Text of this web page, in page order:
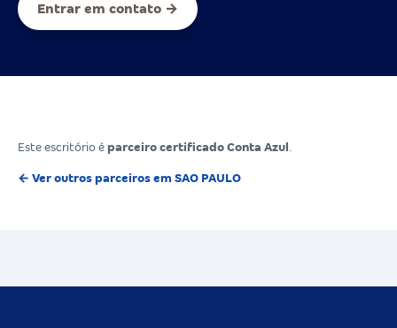
Entrar em contato →
Este escritório é parceiro certificado Conta Azul
← Ver outros parceiros em SAO PAULO